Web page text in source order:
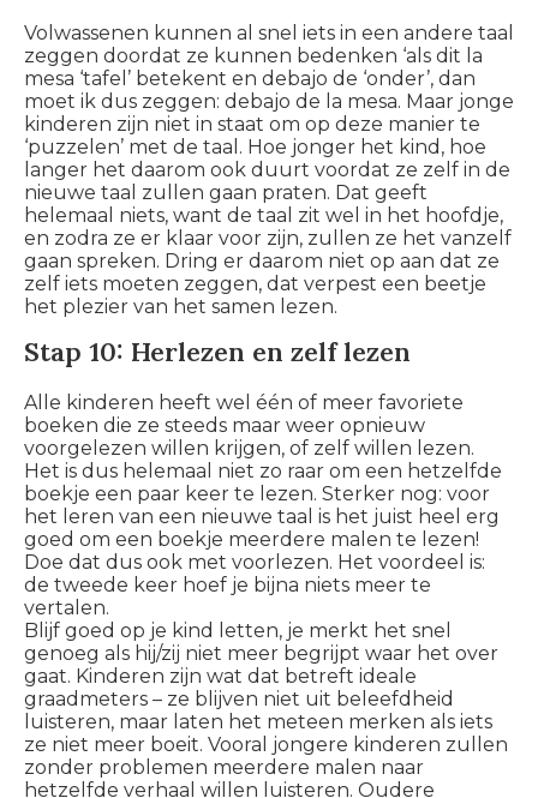
Volwassenen kunnen al snel iets in een andere taal
zeggen doordat ze kunnen bedenken ‘als dit la
mesa ‘tafel’ betekent en debajo de ‘onder’, dan
moet ik dus zeggen: debajo de la mesa. Maar jonge
kinderen zijn niet in staat om op deze manier te
‘puzzelen’ met de taal. Hoe jonger het kind, hoe
langer het daarom ook duurt voordat ze zelf in de
nieuwe taal zullen gaan praten. Dat geeft
helemaal niets, want de taal zit wel in het hoofdje,
en zodra ze er klaar voor zijn, zullen ze het vanzelf
gaan spreken. Dring er daarom niet op aan dat ze
zelf iets moeten zeggen, dat verpest een beetje
het plezier van het samen lezen.
Stap 10: Herlezen en zelf lezen
Alle kinderen heeft wel één of meer favoriete
boeken die ze steeds maar weer opnieuw
voorgelezen willen krijgen, of zelf willen lezen.
Het is dus helemaal niet zo raar om een hetzelfde
boekje een paar keer te lezen. Sterker nog: voor
het leren van een nieuwe taal is het juist heel erg
goed om een boekje meerdere malen te lezen!
Doe dat dus ook met voorlezen. Het voordeel is:
de tweede keer hoef je bijna niets meer te
vertalen.
Blijf goed op je kind letten, je merkt het snel
genoeg als hij/zij niet meer begrijpt waar het over
gaat. Kinderen zijn wat dat betreft ideale
graadmeters – ze blijven niet uit beleefdheid
luisteren, maar laten het meteen merken als iets
ze niet meer boeit. Vooral jongere kinderen zullen
zonder problemen meerdere malen naar
hetzelfde verhaal willen luisteren. Oudere